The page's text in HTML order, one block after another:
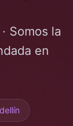
Somos la
en